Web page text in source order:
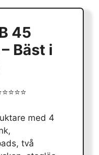
45
Bäst i
med 4
två